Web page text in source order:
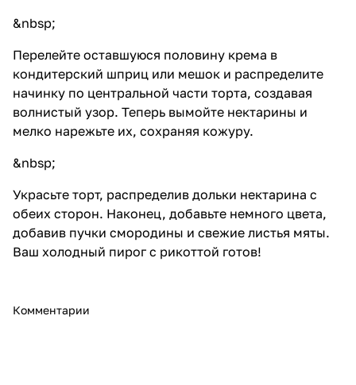
&nbsp;
Перелейте оставшуюся половину крема в
кондитерский шприц или мешок и распределите
начинку по центральной части торта, создавая
волнистый узор. Теперь вымойте нектарины и
мелко нарежьте их, сохраняя кожуру.
&nbsp;
Украсьте торт, распределив дольки нектарина с
обеих сторон. Наконец, добавьте немного цвета,
добавив пучки смородины и свежие листья мяты.
Ваш холодный пирог с рикоттой готов!
Комментарии